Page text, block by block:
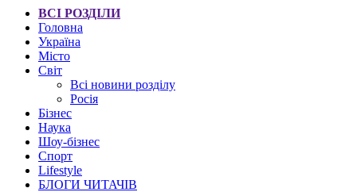
ВСІ РОЗДІЛИ
Головна
Україна
Місто
Світ
Всі новини розділу
Росія
Бізнес
Наука
Шоу-бізнес
Спорт
Lifestyle
БЛОГИ ЧИТАЧІВ